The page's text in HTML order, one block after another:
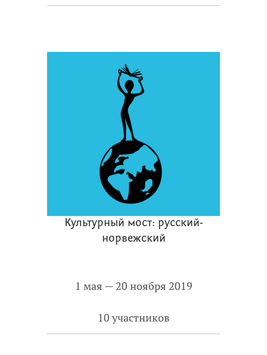
Культурный мост: русский-
норвежский
1 мая — 20 ноября 2019
10 участников